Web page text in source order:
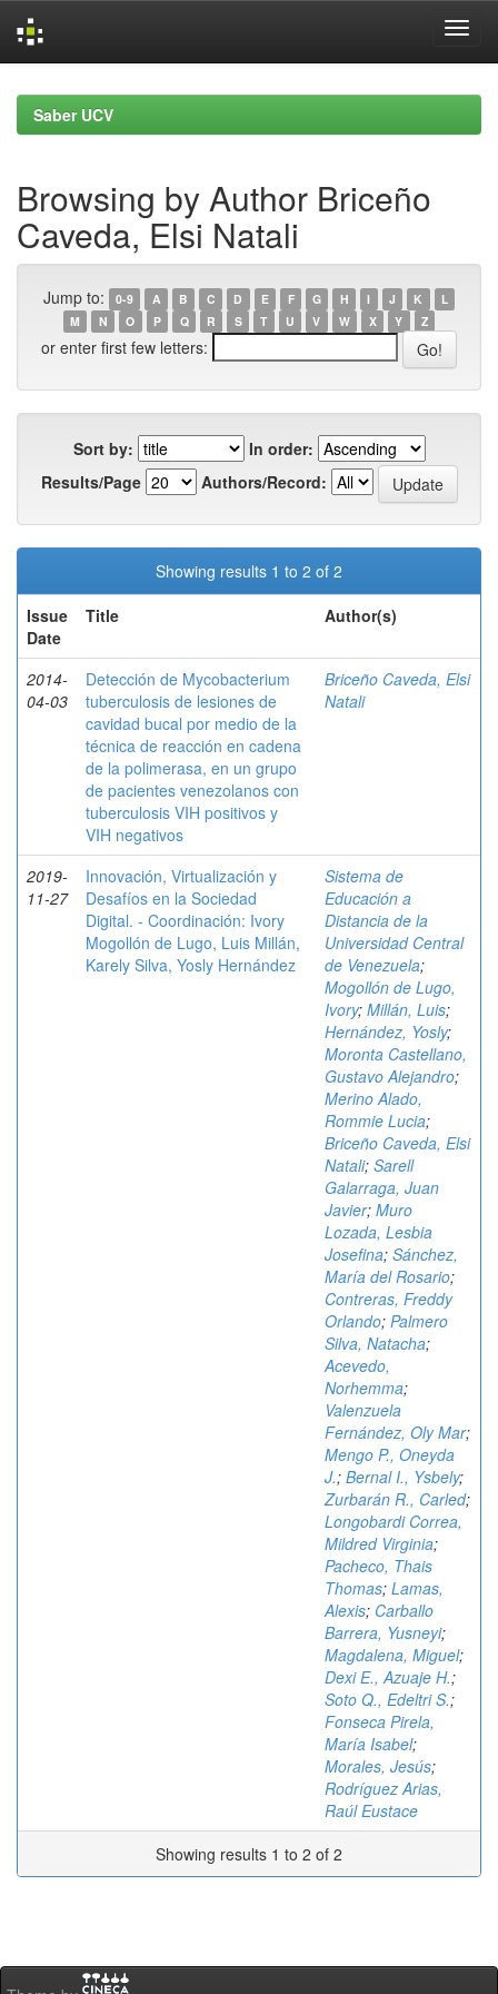
navigationSaber UCV
Browsing by Author Briceño
Caveda, Elsi Natali
Jump to: 0-9 A B C D E F G H I J K
L
M
N O P Q R S T U V W X Y Z
or enter first few letters:
Sort by:
In order:
Results/Page
Authors/Record:
Showing results 1 to 2 of 2
Issue
Date
Title Author(s)
2014-
04-03
Detección de Mycobacterium
tuberculosis de lesiones de
cavidad bucal por medio de la
técnica de reacción en cadena
de la polimerasa, en un grupo
de pacientes venezolanos con
tuberculosis VIH positivos y
VIH negativos
Briceño Caveda, Elsi
Natali
2019-
11-27
Innovación, Virtualización y
Desafíos en la Sociedad
Digital. - Coordinación: Ivory
Mogollón de Lugo, Luis Millán,
Karely Silva, Yosly Hernández
Sistema de
Educación a
Distancia de la
Universidad Central
de Venezuela;
Mogollón de Lugo,
Ivory; Millán, Luis;
Hernández, Yosly;
Moronta Castellano,
Gustavo Alejandro;
Merino Alado,
Rommie Lucia;
Briceño Caveda, Elsi
Natali; Sarell
Galarraga, Juan
Javier; Muro
Lozada, Lesbia
Josefina; Sánchez,
María del Rosario;
Contreras, Freddy
Orlando; Palmero
Silva, Natacha;
Acevedo,
Norhemma;
Valenzuela
Fernández, Oly Mar;
Mengo P., Oneyda
J.; Bernal I., Ysbely;
Zurbarán R., Carled;
Longobardi Correa,
Mildred Virginia;
Pacheco, Thais
Thomas; Lamas,
Alexis; Carballo
Barrera, Yusneyi;
Magdalena, Miguel;
Dexi E., Azuaje H.;
Soto Q., Edeltri S.;
Fonseca Pirela,
María Isabel;
Morales, Jesús;
Rodríguez Arias,
Raúl Eustace
Showing results 1 to 2 of 2